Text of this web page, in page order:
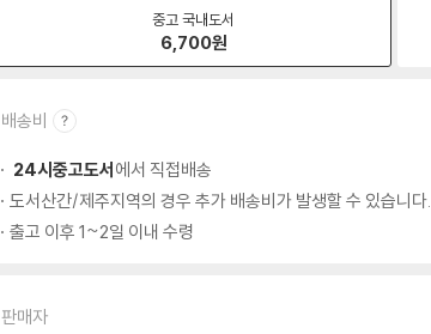
중고 국내도서
6,700원
배송비
24시중고도서에서 직접배송
도서산간/제주지역의 경우 추가 배송비가 발생할 수 있습니다.
출고 이후 1~2일 이내 수령
판매자